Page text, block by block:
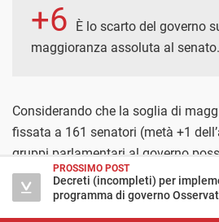
PROSSIMO POST
Decreti (incompleti) per
programma di governo
+6
È lo scarto del governo
maggioranza assoluta al senato.
Considerando che la soglia di
fissata a 161 senatori (metà +1
gruppi parlamentari al governo
senatori: 107 del Movimento 5 stelle
Le mosse dell'esecutivo per